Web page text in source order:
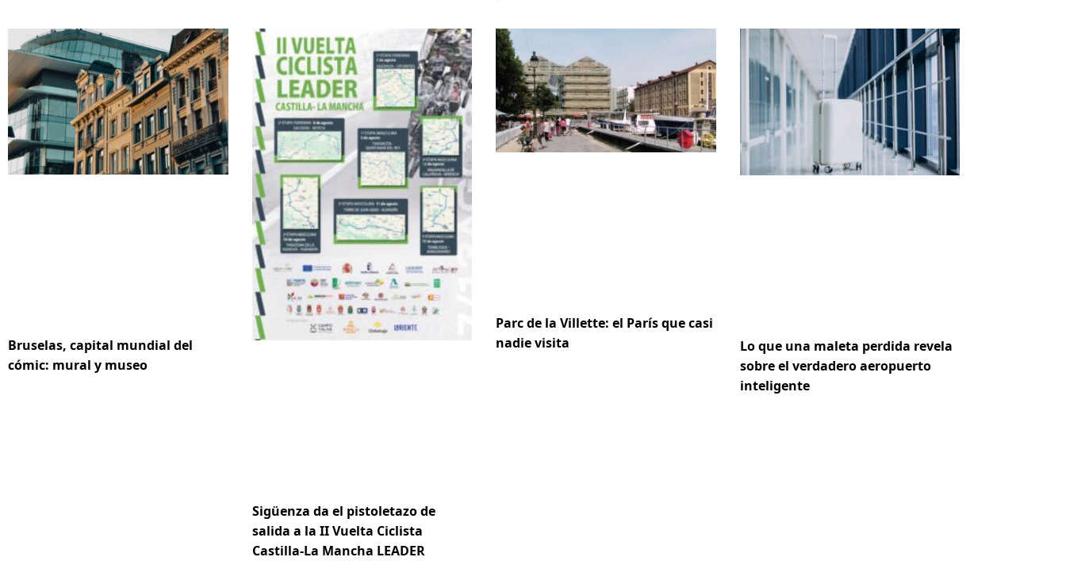
Bruselas, capital mundial del
cómic: mural y museo
Sigüenza da el pistoletazo de
salida a la II Vuelta Ciclista
Castilla-La Mancha LEADER
Parc de la Villette: el París que casi
nadie visita
Lo que una maleta perdida revela
sobre el verdadero aeropuerto
inteligente